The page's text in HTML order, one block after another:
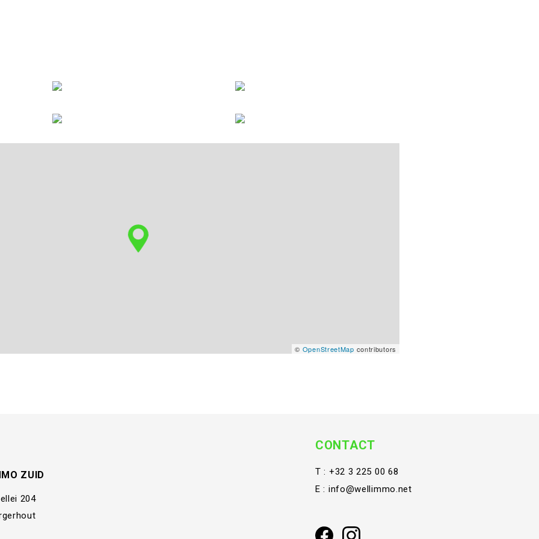
© OpenStreetMap contributors
ZUID
204
CONTACT
T : +32 3 225 00 68
E : info@wellimmo.net